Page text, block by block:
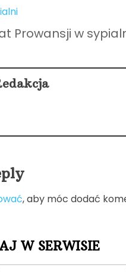
Prowansji w
, aby móc dodać
W SERWISIE